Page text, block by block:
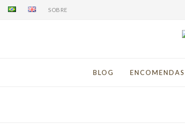
SOBRE
BLOG ENCOMENDAS